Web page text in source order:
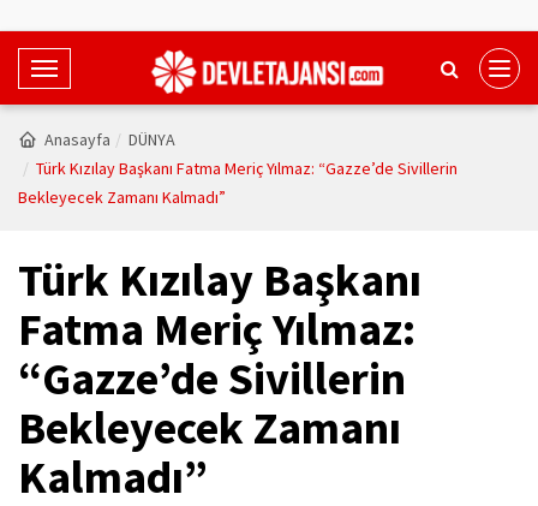
T
o
g
g
l
a
i
g
a
t
o
Anasayfa
DÜNYA
Türk Kızılay Başkanı Fatma Meriç Yılmaz: “Gazze’de Sivillerin
Bekleyecek Zamanı Kalmadı”
Türk Kızılay Başkanı
Fatma Meriç Yılmaz:
“Gazze’de Sivillerin
Bekleyecek Zamanı
Kalmadı”